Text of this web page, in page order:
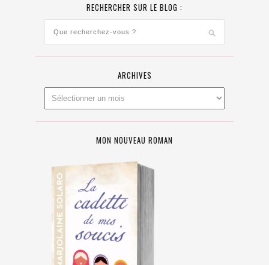
RECHERCHER SUR LE BLOG :
ARCHIVES
MON NOUVEAU ROMAN